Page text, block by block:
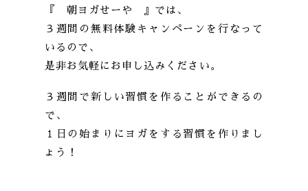
『 朝ヨガせーや 』では、
３週間の無料体験キャンペーンを行なって
いるので、
是非お気軽にお申し込みください。
３週間で新しい習慣を作ることができるの
で、
１日の始まりにヨガをする習慣を作りまし
ょう！